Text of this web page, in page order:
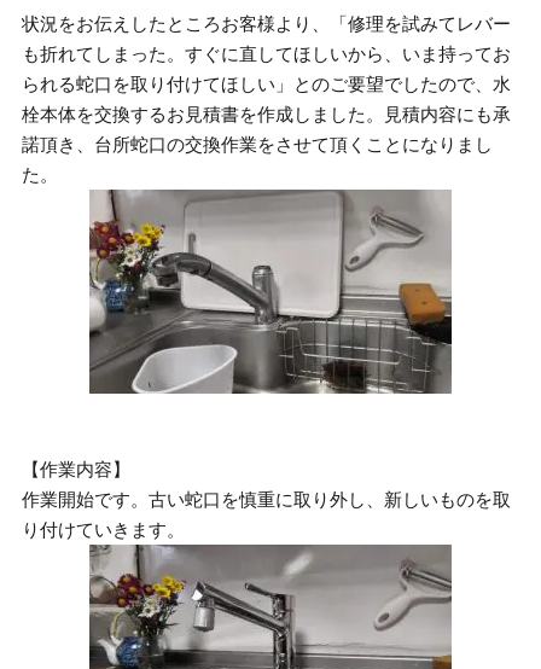
状況をお伝えしたところお客様より、「修理を試みてレバー
も折れてしまった。すぐに直してほしいから、いま持ってお
られる蛇口を取り付けてほしい」とのご要望でしたので、水
栓本体を交換するお見積書を作成しました。見積内容にも承
諾頂き、台所蛇口の交換作業をさせて頂くことになりまし
た。
【作業内容】
作業開始です。古い蛇口を慎重に取り外し、新しいものを取
り付けていきます。